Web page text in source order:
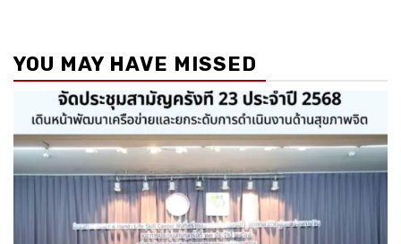
YOU MAY HAVE MISSED